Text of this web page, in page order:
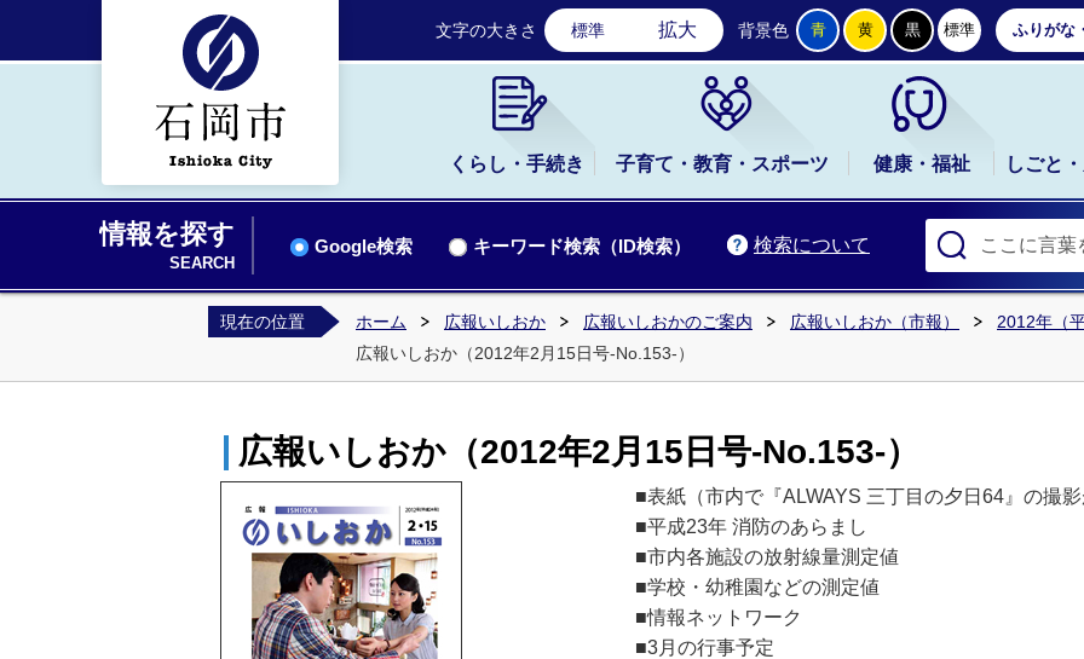
石岡市公式ホームページ
文字の大きさ 標準 拡大 背景色 青 黄 黒 標準 ふりがな
くらし・手続き 子育て・教育・スポーツ 健康・福祉 しごと
情報を探す
SEARCH
検索について
Google検索 キーワード検索（ID検索）
現在の位置 ホーム 広報いしおか 広報いしおかのご案内 広報いしおか（市報）
2012年（
広報いしおか（2012年2月15日号-No.153-）
広報いしおか（2012年2月15日号-No.153-）
■表紙（市内で『ALWAYS 三丁目の夕日64』の撮
■平成23年 消防のあらまし
■市内各施設の放射線量測定値
■学校・幼稚園などの測定値
■情報ネットワーク
■3月の行事予定